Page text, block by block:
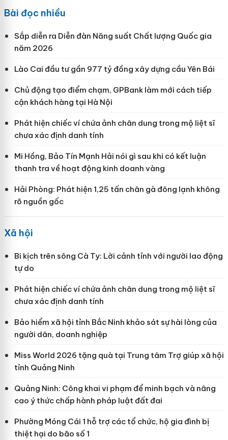
Bài đọc nhiều
Sắp diễn ra Diễn đàn Năng suất Chất lượng Quốc gia
năm 2026
Lào Cai đầu tư gần 977 tỷ đồng xây dựng cầu Yên Bái
Chủ động tạo điểm chạm, GPBank làm mới cách tiếp
cận khách hàng tại Hà Nội
Phát hiện chiếc ví chứa ảnh chân dung trong mộ liệt sĩ
chưa xác định danh tính
Mi Hồng, Bảo Tín Mạnh Hải nói gì sau khi có kết luận
thanh tra về hoạt động kinh doanh vàng
Hải Phòng: Phát hiện 1,25 tấn chân gà đông lạnh không
rõ nguồn gốc
Xã hội
Bi kịch trên sông Cà Ty: Lời cảnh tỉnh với người lao động
tự do
Phát hiện chiếc ví chứa ảnh chân dung trong mộ liệt sĩ
chưa xác định danh tính
Bảo hiểm xã hội tỉnh Bắc Ninh khảo sát sự hài lòng của
người dân, doanh nghiệp
Miss World 2026 tặng quà tại Trung tâm Trợ giúp xã hội
tỉnh Quảng Ninh
Quảng Ninh: Công khai vi phạm để minh bạch và nâng
cao ý thức chấp hành pháp luật đất đai
Phường Móng Cái 1 hỗ trợ các tổ chức, hộ gia đình bị
thiệt hại do bão số 1